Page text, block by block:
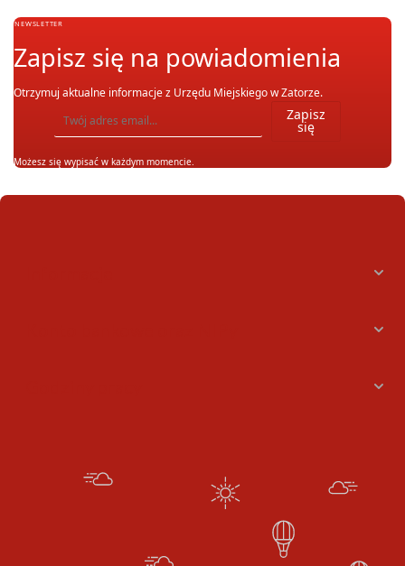
NEWSLETTER
Zapisz się na powiadomienia
Otrzymuj aktualne informacje z Urzędu Miejskiego w Zatorze.
Zapisz
się
Możesz się wypisać w każdym momencie.